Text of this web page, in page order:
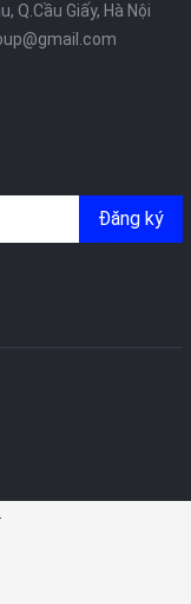
Q.Cầu Giấy, Hà Nội
Đăng ký